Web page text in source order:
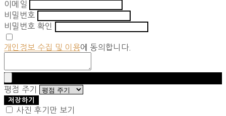
이메일
비밀번호
비밀번호 확인
개인정보 수집 및 이용에 동의합니다.
평점 주기
저장하기
사진 후기만 보기